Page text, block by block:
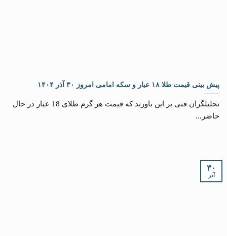
پیش بینی قیمت طلا ۱۸ عیار و سکه امامی امروز ۳۰ آذر ۱۴۰۴
تحلیلگران فنی بر این باورند که قیمت هر گرم طلای 18 عیار در حال
حاضر...
۳۰
آذر